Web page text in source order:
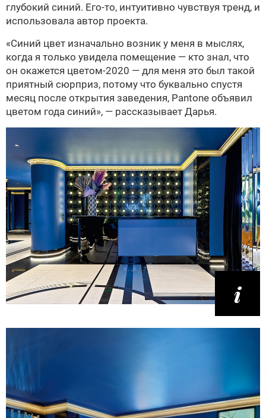
глубокий синий. Его-то, интуитивно чувствуя тренд, и
использовала автор проекта.
«Синий цвет изначально возник у меня в мыслях,
когда я только увидела помещение — кто знал, что
он окажется цветом-2020 — для меня это был такой
приятный сюрприз, потому что буквально спустя
месяц после открытия заведения, Pantone объявил
цветом года синий», — рассказывает Дарья.